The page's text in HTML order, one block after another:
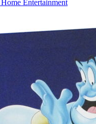
Entertainment